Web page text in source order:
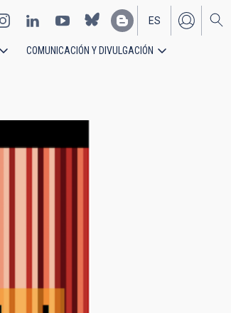
EN
ES
COMUNICACIÓN Y DIVULGACIÓN